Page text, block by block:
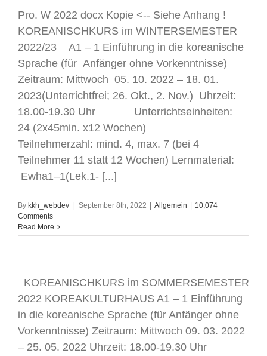
Pro. W 2022 docx Kopie <-- Siehe Anhang !
KOREANISCHKURS im WINTERSEMESTER
2022/23 A1 – 1 Einführung in die koreanische
Sprache (für Anfänger ohne Vorkenntnisse)
Zeitraum: Mittwoch 05. 10. 2022 – 18. 01.
2023(Unterrichtfrei; 26. Okt., 2. Nov.) Uhrzeit:
18.00-19.30 Uhr Unterrichtseinheiten:
24 (2x45min. x12 Wochen)
Teilnehmerzahl: mind. 4, max. 7 (bei 4
Teilnehmer 11 statt 12 Wochen) Lernmaterial:
Ewha1–1(Lek.1- [...]
By kkh_webdev | September 8th, 2022 | Allgemein | 10,074
Comments
Read More
KOREANISCHKURS im SOMMERSEMESTER
2022 KOREAKULTURHAUS A1 – 1 Einführung
in die koreanische Sprache (für Anfänger ohne
Vorkenntnisse) Zeitraum: Mittwoch 09. 03. 2022
– 25. 05. 2022 Uhrzeit: 18.00-19.30 Uhr